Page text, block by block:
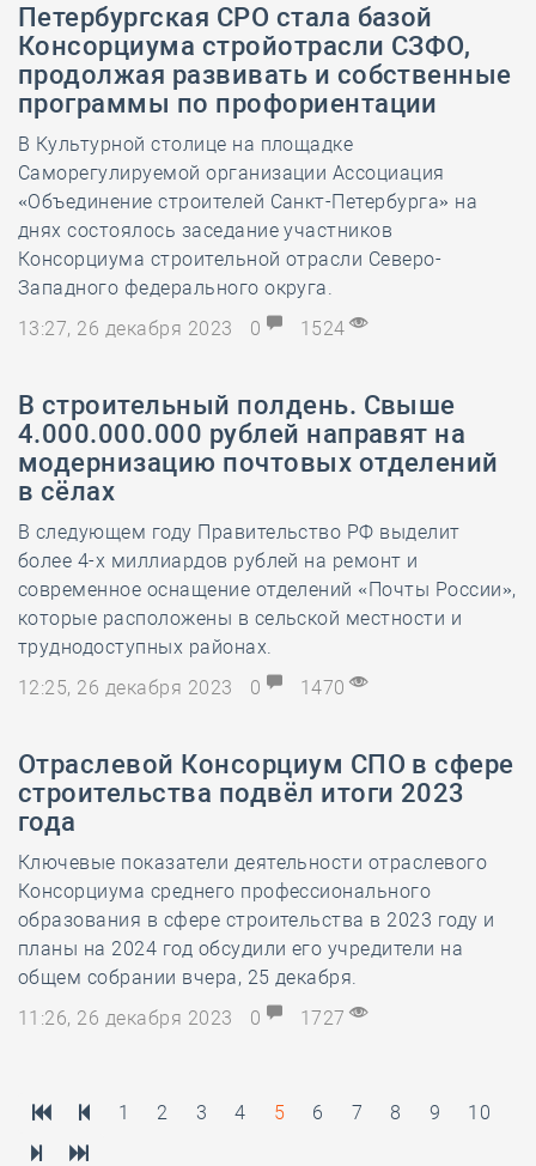
Петербургская СРО стала базой
Консорциума стройотрасли СЗФО,
продолжая развивать и собственные
программы по профориентации
В Культурной столице на площадке
Саморегулируемой организации Ассоциация
«Объединение строителей Санкт-Петербурга» на
днях состоялось заседание участников
Консорциума строительной отрасли Северо-
Западного федерального округа.
13:27, 26 декабря 2023
0 1524
В строительный полдень. Свыше
4.000.000.000 рублей направят на
модернизацию почтовых отделений
в сёлах
В следующем году Правительство РФ выделит
более 4-х миллиардов рублей на ремонт и
современное оснащение отделений «Почты России»,
которые расположены в сельской местности и
труднодоступных районах.
12:25, 26 декабря 2023
0 1470
Отраслевой Консорциум СПО в сфере
строительства подвёл итоги 2023
года
Ключевые показатели деятельности отраслевого
Консорциума среднего профессионального
образования в сфере строительства в 2023 году и
планы на 2024 год обсудили его учредители на
общем собрании вчера, 25 декабря.
11:26, 26 декабря 2023
0 1727
1 2 3 4 5 6 7 8 9 10